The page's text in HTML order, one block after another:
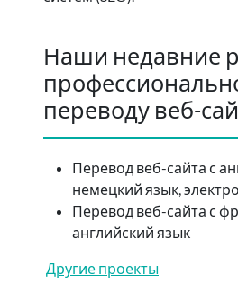
Наши недавние
переводу веб-
Перевод веб-сайта с
немецкий язык,
Перевод веб-сайта с
английский язык
Другие проекты